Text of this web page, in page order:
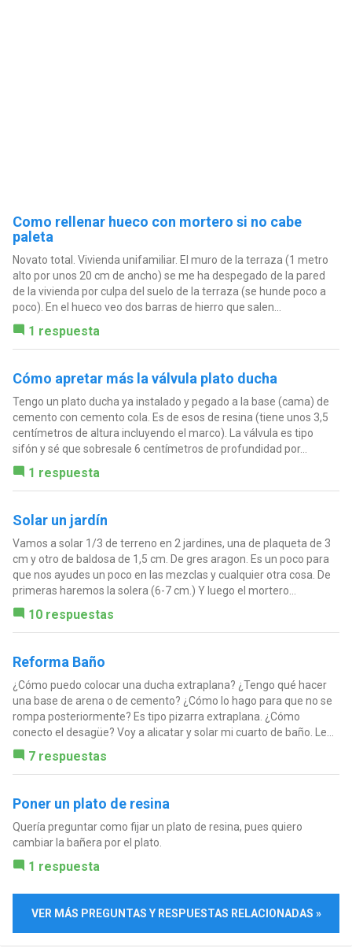
Como rellenar hueco con mortero si no cabe
paleta
Novato total. Vivienda unifamiliar. El muro de la terraza (1 metro
alto por unos 20 cm de ancho) se me ha despegado de la pared
de la vivienda por culpa del suelo de la terraza (se hunde poco a
poco). En el hueco veo dos barras de hierro que salen...
1 respuesta
Cómo apretar más la válvula plato ducha
Tengo un plato ducha ya instalado y pegado a la base (cama) de
cemento con cemento cola. Es de esos de resina (tiene unos 3,5
centímetros de altura incluyendo el marco). La válvula es tipo
sifón y sé que sobresale 6 centímetros de profundidad por...
1 respuesta
Solar un jardín
Vamos a solar 1/3 de terreno en 2 jardines, una de plaqueta de 3
cm y otro de baldosa de 1,5 cm. De gres aragon. Es un poco para
que nos ayudes un poco en las mezclas y cualquier otra cosa. De
primeras haremos la solera (6-7 cm.) Y luego el mortero...
10 respuestas
Reforma Baño
¿Cómo puedo colocar una ducha extraplana? ¿Tengo qué hacer
una base de arena o de cemento? ¿Cómo lo hago para que no se
rompa posteriormente? Es tipo pizarra extraplana. ¿Cómo
conecto el desagüe? Voy a alicatar y solar mi cuarto de baño. Le...
7 respuestas
Poner un plato de resina
Quería preguntar como fijar un plato de resina, pues quiero
cambiar la bañera por el plato.
1 respuesta
VER MÁS PREGUNTAS Y RESPUESTAS RELACIONADAS »